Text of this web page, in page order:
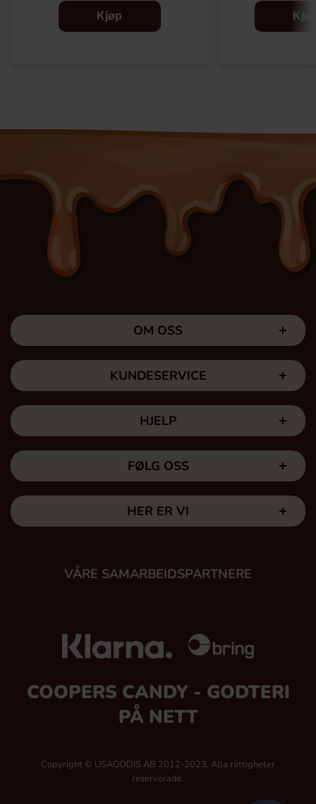
Kjøp
OM OSS
KUNDESERVICE
HJELP
FØLG OSS
HER ER VI
VÅRE SAMARBEIDSPARTNERE
COOPERS CANDY - GODTERI
PÅ NETT
Copyright © USAGODIS AB 2012-2023, Alla rättigheter
reserverade.